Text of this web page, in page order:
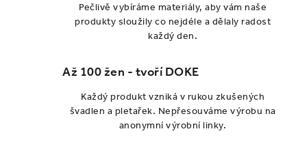
Pečlivě vybíráme materiály, aby vám naše
produkty sloužily co nejdéle a dělaly radost
každý den.
Až 100 žen - tvoří DOKE
Každý produkt vzniká v rukou zkušených
švadlen a pletařek. Nepřesouváme výrobu na
anonymní výrobní linky.